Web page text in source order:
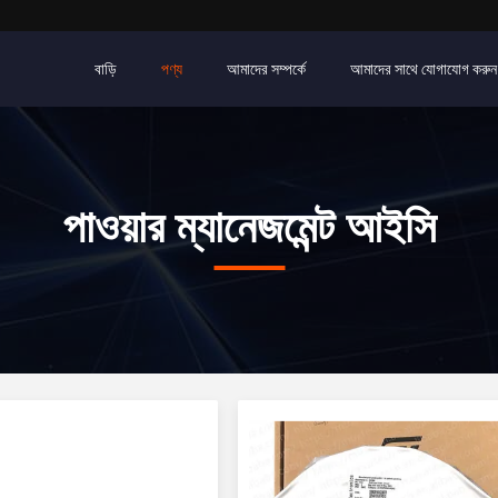
বাড়ি পণ্য আমাদের সম্পর্কে আমাদের সাথে যোগাযোগ করুন
পাওয়ার ম্যানেজমেন্ট আইসি